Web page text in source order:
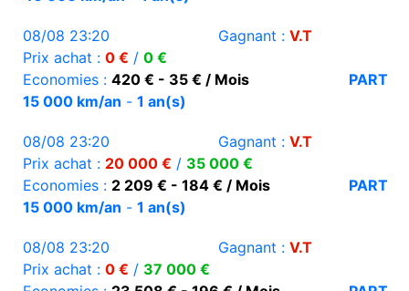
08/08 23:20 Gagnant : V.T
Prix achat : 0 € / 0 €
Economies : 420 € - 35 € / Mois
PART
15 000 km/an - 1 an(s)
08/08 23:20 Gagnant : V.T
Prix achat : 20 000 € / 35 000 €
Economies : 2 209 € - 184 € / Mois
PART
15 000 km/an - 1 an(s)
08/08 23:20 Gagnant : V.T
Prix achat : 0 € / 37 000 €